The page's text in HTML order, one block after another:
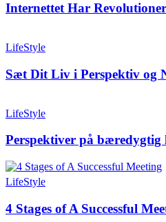
Internettet Har
LifeStyle
Sæt Dit Liv i Perspektiv og
LifeStyle
Perspektiver på bæredygtig
LifeStyle
4 Stages of A Successful